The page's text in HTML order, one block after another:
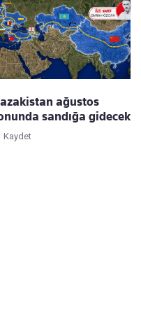
ağustos
sandığa gidecek
Kaydet